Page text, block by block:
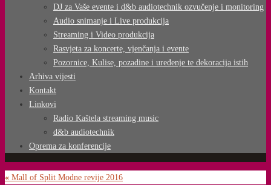
DJ za Vaše evente i d&b audiotechnik ozvučenje i monitoring
Audio snimanje i Live produkcija
Streaming i Video produkcija
Rasvjeta za koncerte, vjenčanja i evente
Pozornice, Kulise, pozadine i uređenje te dekoracija istih
Arhiva vijesti
Kontakt
Linkovi
Radio Kaštela streaming music
d&b audiotechnik
Oprema za konferencije
« Mall of Split Modne revije 2016